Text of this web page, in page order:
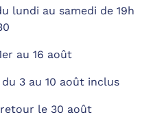
lundi au samedi de 19h
au 16 août
3 au 10 août inclus
le 30 août